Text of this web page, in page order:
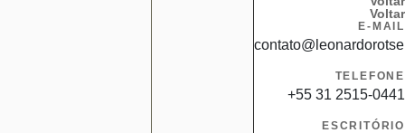
Voltar
E-MAIL
TELEFONE
+55 31 2515-0441
ESCRITÓRIO